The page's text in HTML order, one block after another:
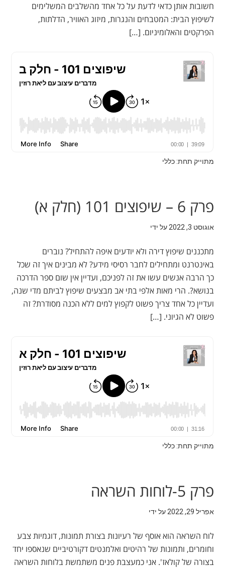
חשובות אותן כדאי לדעת על כל אחד מהשלבים המשלימים
לשיפוץ הבית: המטבחים והנגרות, מיזוג האוויר, הדלתות,
הפרקטים והאלומיניום. […]
מתוייק תחת: כללי
פרק 6 – שיפוצים 101 (חלק א)
אוגוסט 3, 2022 על ידי
מתכננים שיפוץ דירה ולא יודעים איפה להתחיל? נוברים
באינטרנט ומתחילים לחבר רסיסי מידע? לא מבינים איך זה שכל
כך הרבה אנשים עשו את זה לפניכם, ועדיין אין שום ספר הדרכה
בנושא?. הרי מאות אלפי בתי אב מבצעים שיפוץ לביתם מדי שנה,
ועדיין כל אחד צריך פשוט לקפוץ למים ללא הכנה מסודרת? זה
פשוט לא הגיוני. […]
מתוייק תחת: כללי
פרק 5-לוחות השראה
אפריל 29, 2022 על ידי
לוח השראה הוא אוסף של רעיונות בצורת תמונות, דוגמיות צבע
וחומרים, ותמונות של רהיטים ואלמנטים דקורטיביים שנאספו יחד
בצורה של קולאז'. אני כמעצבת פנים משתמשת בלוחות השראה